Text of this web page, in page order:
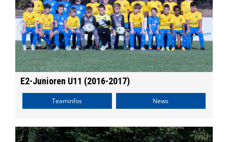
E2-Junioren U11 (2016-2017)
Teaminfos News